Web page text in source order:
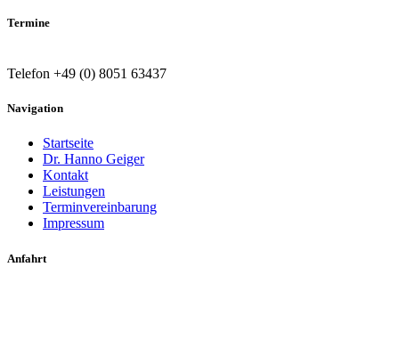
Termine
Telefon +49 (0) 8051 63437
Navigation
Startseite
Dr. Hanno Geiger
Kontakt
Leistungen
Terminvereinbarung
Impressum
Anfahrt